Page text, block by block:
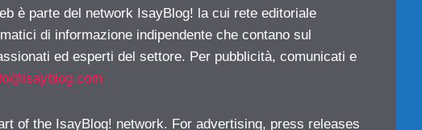
è parte del network IsayBlog! la cui rete editoriale
di informazione indipendente che contano sul
ed esperti del settore. Per pubblicità, comunicati e
of the IsayBlog! network. For advertising, press releases